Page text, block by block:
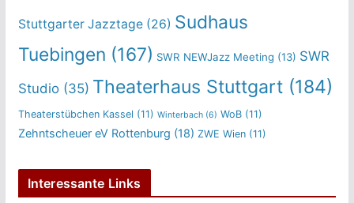
Stuttgarter Jazztage(26) Sudhaus
Tuebingen (167) SWR NEWJazz Meeting (13) SWR
Studio(35) Theaterhaus Stuttgart(184)
Theaterstübchen Kassel (11) Winterbach(6) WoB(11)
Zehntscheuer eV Rottenburg (18) ZWE Wien(11)
Interessante Links